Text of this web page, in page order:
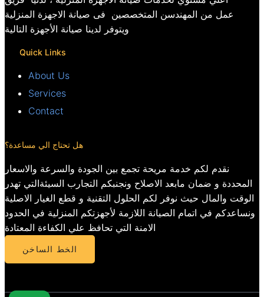
عمل من المهندسن المتخصصين فى صيانة الاجهزة المنزلية
ويتوفر لدينا صيانة الأجهزة التالية
Quick Links
About Us
Services
Contact
هل تحتاج الي مساعدة؟
نقدم لكم خدمة مريحة تجمع بين الجودة والسرعة والاسعار
المحددة و ضمان مابعد الاصلاح ونجنبكم التجارب السيئةالتي تهدر
الوقت والمال حيث نوفر لكم الحلول التقنية و قطع الغيار الاصلية
ونساعدكم في اتمام الصيانة اللازمة لأجهزتكم المنزلية في الحدود
الامنة التي تحافظ علي الكفاءة المعتادة
الخط الساخن